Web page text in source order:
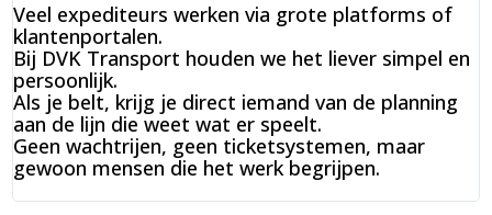
Veel expediteurs werken via grote platforms of
klantenportalen.
Bij DVK Transport houden we het liever simpel en
persoonlijk.
Als je belt, krijg je direct iemand van de planning
aan de lijn die weet wat er speelt.
Geen wachtrijen, geen ticketsystemen, maar
gewoon mensen die het werk begrijpen.